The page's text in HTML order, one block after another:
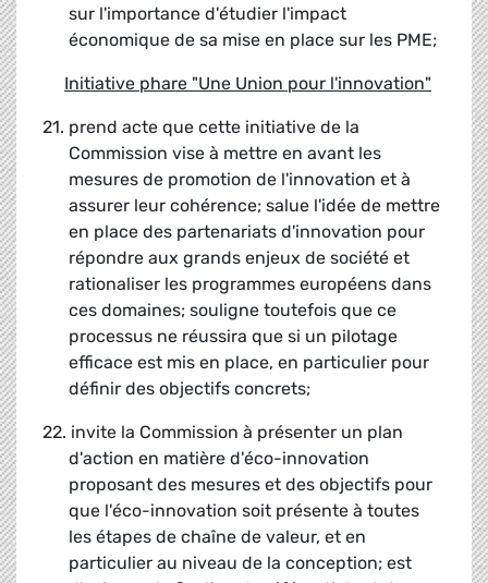
sur l'importance d'étudier l'impact
économique de sa mise en place sur les PME;
Initiative phare "Une Union pour l'innovation"
21. prend acte que cette initiative de la
Commission vise à mettre en avant les
mesures de promotion de l'innovation et à
assurer leur cohérence; salue l'idée de mettre
en place des partenariats d'innovation pour
répondre aux grands enjeux de société et
rationaliser les programmes européens dans
ces domaines; souligne toutefois que ce
processus ne réussira que si un pilotage
efficace est mis en place, en particulier pour
définir des objectifs concrets;
22. invite la Commission à présenter un plan
d'action en matière d'éco-innovation
proposant des mesures et des objectifs pour
que l'éco-innovation soit présente à toutes
les étapes de chaîne de valeur, et en
particulier au niveau de la conception; est